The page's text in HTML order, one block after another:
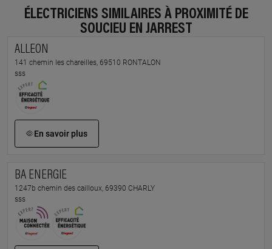
ÉLECTRICIENS SIMILAIRES À PROXIMITÉ DE
SOUCIEU EN JARREST
ALLEON
141 chemin les chareilles, 69510 RONTALON
sss
En savoir plus
BA ENERGIE
1247b chemin des cailloux, 69390 CHARLY
sss